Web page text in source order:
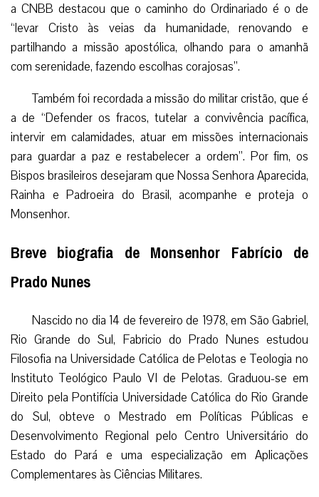
a CNBB destacou que o caminho do Ordinariado é o de
“levar Cristo às veias da humanidade, renovando e
partilhando a missão apostólica, olhando para o amanhã
com serenidade, fazendo escolhas corajosas”.
Também foi recordada a missão do militar cristão, que é
a de “Defender os fracos, tutelar a convivência pacífica,
intervir em calamidades, atuar em missões internacionais
para guardar a paz e restabelecer a ordem”. Por fim, os
Bispos brasileiros desejaram que Nossa Senhora Aparecida,
Rainha e Padroeira do Brasil, acompanhe e proteja o
Monsenhor.
Breve biografia de Monsenhor Fabrício de
Prado Nunes
Nascido no dia 14 de fevereiro de 1978, em São Gabriel,
Rio Grande do Sul, Fabricio do Prado Nunes estudou
Filosofia na Universidade Católica de Pelotas e Teologia no
Instituto Teológico Paulo VI de Pelotas. Graduou-se em
Direito pela Pontifícia Universidade Católica do Rio Grande
do Sul, obteve o Mestrado em Políticas Públicas e
Desenvolvimento Regional pelo Centro Universitário do
Estado do Pará e uma especialização em Aplicações
Complementares às Ciências Militares.